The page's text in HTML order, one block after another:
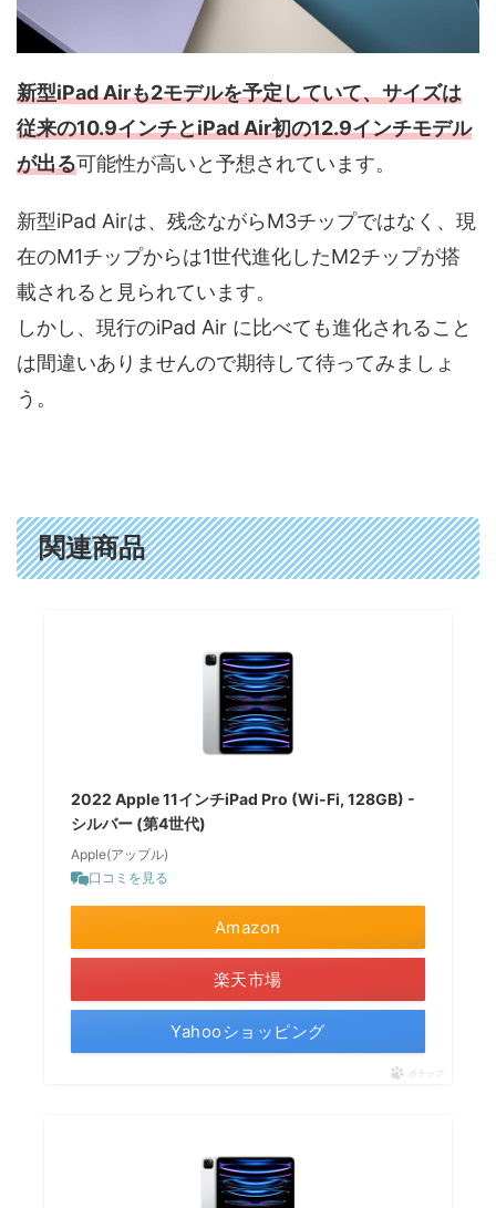
新型iPad Airも2モデルを予定していて、サイズは
従来の10.9インチとiPad Air初の12.9インチモデル
が出る可能性が高いと予想されています。
新型iPad Airは、残念ながらM3チップではなく、現
在のM1チップからは1世代進化したM2チップが搭
載されると見られています。
しかし、現行のiPad Air に比べても進化されること
は間違いありませんので期待して待ってみましょ
う。
関連商品
2022 Apple 11インチiPad Pro (Wi-Fi, 128GB) -
シルバー (第4世代)
Apple(アップル)
口コミを見る
Amazon
楽天市場
Yahooショッピング
ポチップ